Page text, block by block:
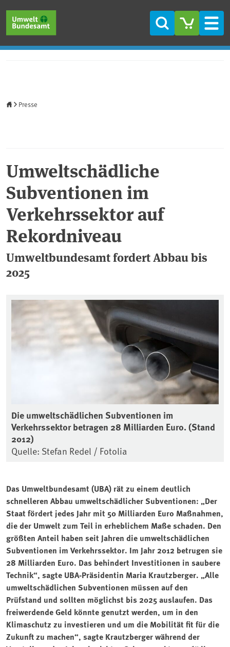
Suche
Presse
Umweltschädliche
Subventionen im
Verkehrssektor auf
Rekordniveau
Umweltbundesamt fordert Abbau bis
2025
Die umweltschädlichen Subventionen im
Verkehrssektor betragen 28 Milliarden Euro. (Stand
2012)
Quelle: Stefan Redel / Fotolia
Das Umweltbundesamt (UBA) rät zu einem deutlich
schnelleren Abbau umweltschädlicher Subventionen: „Der
Staat fördert jedes Jahr mit 50 Milliarden Euro Maßnahmen,
die der Umwelt zum Teil in erheblichem Maße schaden. Den
größten Anteil haben seit Jahren die umweltschädlichen
Subventionen im Verkehrssektor. Im Jahr 2012 betrugen sie
28 Milliarden Euro. Das behindert Investitionen in saubere
Technik“, sagte UBA-Präsidentin Maria Krautzberger. „Alle
umweltschädlichen Subventionen müssen auf den
Prüfstand und sollten möglichst bis 2025 auslaufen. Das
freiwerdende Geld könnte genutzt werden, um in den
Klimaschutz zu investieren und um die Mobilität fit für die
Zukunft zu machen“, sagte Krautzberger während der